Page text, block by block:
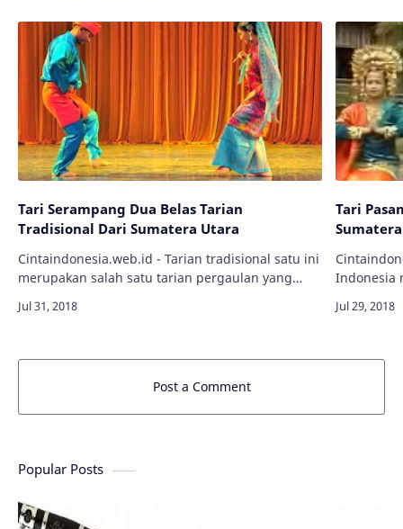
Tari Serampang Dua Belas Tarian
Tradisional Dari Sumatera Utara
Cintaindonesia.web.id - Tarian tradisional satu ini
merupakan salah satu tarian pergaulan yang
Namanya adalah Tari Serampang Dua Bela…
Tari
Indonesia
dapat
Post a Comment
Popular Posts